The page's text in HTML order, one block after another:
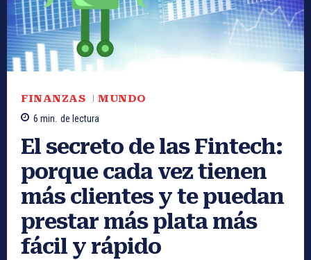
FINANZAS MUNDO
6 min. de lectura
El secreto de las Fintech:
porque cada vez tienen
más clientes y te puedan
prestar más plata más
fácil y rápido